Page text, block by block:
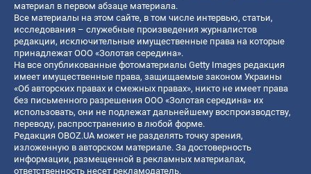
материал в первом абзаце материала.
Все материалы на этом сайте, в том числе интервью, статьи,
исследования – служебные произведения журналистов
редакции, исключительные имущественные права на которые
принадлежат ООО «Золотая середина».
На все опубликованные фотоматериалы Getty Images редакция
имеет имущественные права, защищаемые законом Украины
«Об авторских правах и смежных правах», никто не имеет права
без письменного разрешения ООО «Золотая середина» их
использовать, они не подлежат дальнейшему воспроизводству,
переводу, распространению в любой форме.
Редакция OBOZ.UA может не разделять точку зрения,
изложенную в авторском материале. За достоверность
информации, размещенной в рекламных материалах,
ответственность несет рекламодатель.